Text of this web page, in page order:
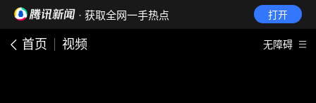
· 获取全网一手热点 打开
首页 视频 无障碍